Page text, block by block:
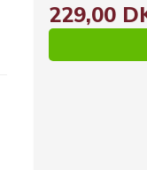
229,00